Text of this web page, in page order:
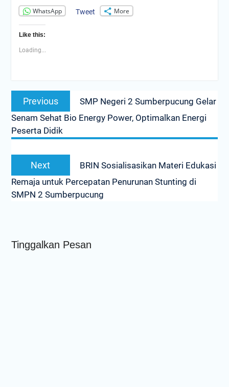
WhatsApp Tweet More
Like this:
Loading...
Post
navigation
Previous
post:
SMP Negeri 2 Sumberpucung Gelar
Senam Sehat Bio Energy Power, Optimalkan Energi
Peserta Didik
Next
post:
BRIN Sosialisasikan Materi Edukasi
Remaja untuk Percepatan Penurunan Stunting di
SMPN 2 Sumberpucung
Tinggalkan Pesan